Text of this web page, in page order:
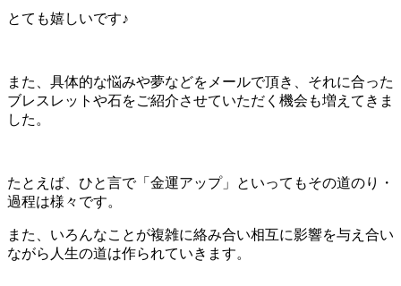
とても嬉しいです♪
また、具体的な悩みや夢などをメールで頂き、それに合った
ブレスレットや石をご紹介させていただく機会も増えてきま
した。
たとえば、ひと言で「金運アップ」といってもその道のり・
過程は様々です。
また、いろんなことが複雑に絡み合い相互に影響を与え合い
ながら人生の道は作られていきます。